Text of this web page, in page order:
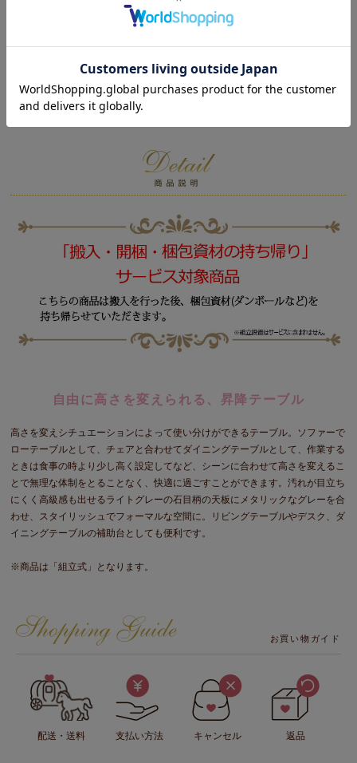
初めてのレビュー募集中♡
レビューをかく
自由に高さを変えられる、昇降テーブル
高さを変えシチュエーションによって使い分けができるテーブル。ソファーで
ローテーブルとして、チェアと合わせてダイニングテーブルとして、作業する
ときは食事の時より少し高く設定してなど、シーンに合わせて高さを変えるこ
とで無理な体制をとることなく、快適に過ごすことができます。汚れが目立ち
にくく高級感も出せるライトグレーの石目柄の天板にメタリックなグレーを合
わせ、スタイリッシュでフォーマルな空間に。リビングテーブルやデスク、ダ
イニングテーブルの補助台としても便利です。
※商品は「組立式」となります。
お買い物ガイド
配送・送料 支払い方法 キャンセル 返品